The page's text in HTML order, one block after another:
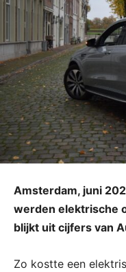
Amsterdam, juni
werden elektrische
blijkt uit cijfers van
Zo kostte een